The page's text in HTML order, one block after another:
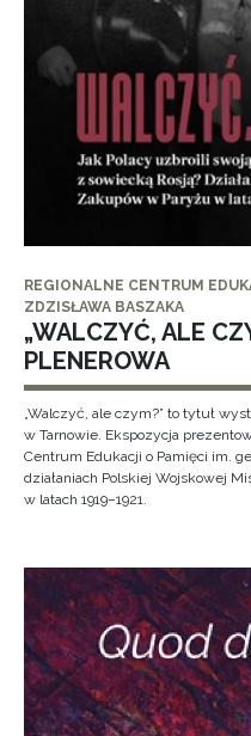
REGIONALNE CENTRUM
ZDZISŁAWA BASZAKA
„WALCZYĆ, ALE
PLENEROWA
„Walczyć, ale czym?” to tytuł
w Tarnowie. Ekspozycja
Centrum Edukacji o Pamięci im.
działaniach Polskiej Wojskowej
w latach 1919–1921.